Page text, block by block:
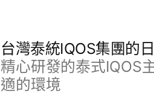
台灣泰統IQOS集團的
精心研發的泰式IQOS
適的環境